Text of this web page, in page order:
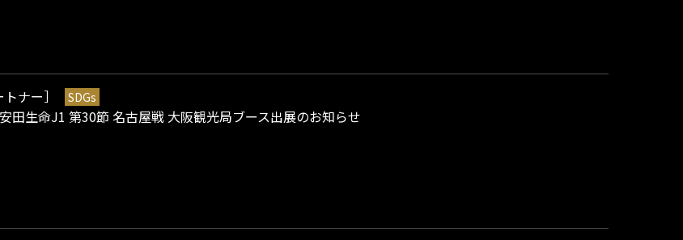
トナー］ SDGs
田生命J1 第30節 名古屋戦 大阪観光局ブース出展のお知らせ